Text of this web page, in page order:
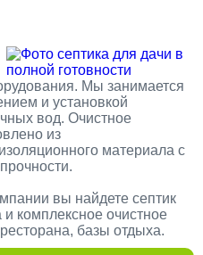
Мы занимается
и установкой
вод. Очистное
из
материала с
вы найдете септик
комплексное очистное
базы отдыха.